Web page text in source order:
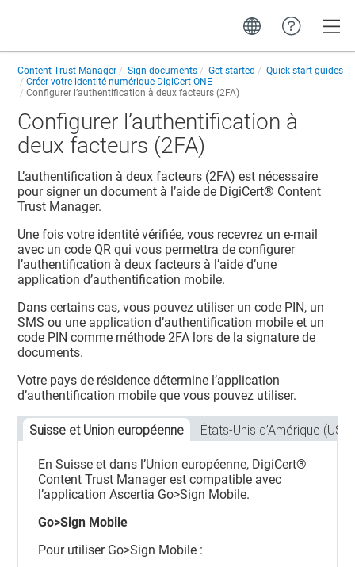
Content Trust Manager Sign documents Get started
Quick start guides
Créer votre identité numérique DigiCert ONE
Configurer l’authentification à deux facteurs (2FA)
Configurer l’authentification à
deux facteurs (2FA)
L’authentification à deux facteurs (2FA) est nécessaire
pour signer un document à l’aide de DigiCert​​®​​ Content
Trust Manager.
Une fois votre identité vérifiée, vous recevrez un e-mail
avec un code QR qui vous permettra de configurer
l’authentification à deux facteurs à l’aide d’une
application d’authentification mobile.
Dans certains cas, vous pouvez utiliser un code PIN, un
SMS ou une application d’authentification mobile et un
code PIN comme méthode 2FA lors de la signature de
documents.
Votre pays de résidence détermine l’application
d’authentification mobile que vous pouvez utiliser.
Suisse et Union européenne États-Unis d’Amérique (USA)
En Suisse et dans l’Union européenne, DigiCert​​®​​
Content Trust Managerest compatible avec
l’application Ascertia Go>Sign Mobile.
Go>Sign Mobile
Pour utiliser Go>Sign Mobile :